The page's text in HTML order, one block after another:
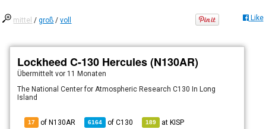
mittel /groß /voll Like
Lockheed C-130 Hercules (N130AR)
Übermitteltvor 11 Monaten
The National Center for Atmospheric Research C130 In Long
Island
17 of N130AR 6164 ofC130 189 atKISP